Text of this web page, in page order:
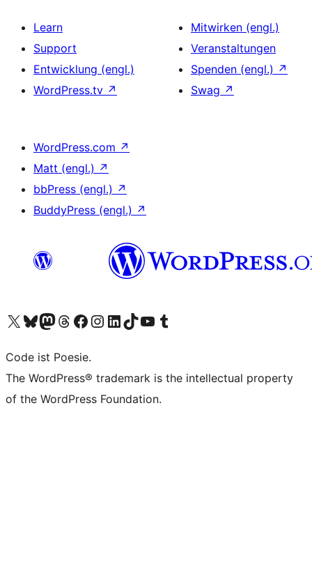
Learn
Support
Entwicklung (engl.)
WordPress.tv ↗
Mitwirken (engl.)
Veranstaltungen
Spenden (engl.) ↗
Swag ↗
WordPress.com ↗
Matt (engl.) ↗
bbPress (engl.) ↗
BuddyPress (engl.) ↗
Unser X-Konto (früher Twitter) besuchen
Unser Bluesky-Konto besuchen
Unser Mastodon-Konto besuchen
Unser Threads-Konto besuchen
Unsere Facebook-Seite besuchen
Unser Instagram-Konto besuchen
Unser LinkedIn-Konto besuchen
Unser TikTok-Konto besuchen
Unseren YouTube-Kanal besuchen
Unser Tumblr-Konto besuchen
Code ist Poesie.
The WordPress® trademark is the intellectual property
of the WordPress Foundation.